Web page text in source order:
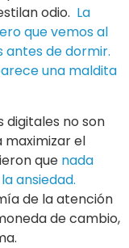
odio. La
que vemos al
antes de dormir.
una maldita
digitales no son
maximizar el
que nada
ansiedad.
de la atención
de cambio,